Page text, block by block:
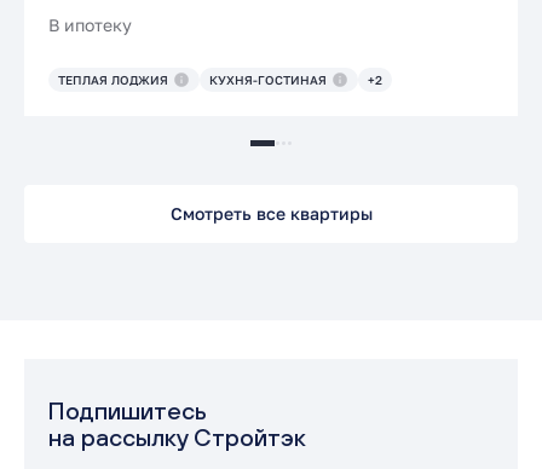
В ипотеку
ТЕПЛАЯ ЛОДЖИЯ КУХНЯ-ГОСТИНАЯ +2
Смотреть все квартиры
Подпишитесь
на рассылку Стройтэк